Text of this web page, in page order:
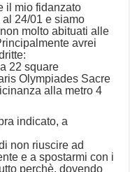
il mio fidanzato
24/01 e siamo
molto abituati alle
avrei
22 square
Olympiades Sacre
alla metro 4
indicato, a
non riuscire ad
e a spostarmi con i
perchè, dovendo